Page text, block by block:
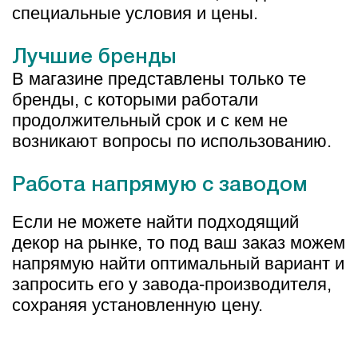
специальные условия и цены.
Лучшие бренды
В магазине представлены только те
бренды, с которыми работали
продолжительный срок и с кем не
возникают вопросы по использованию.
Работа напрямую с заводом
Если не можете найти подходящий
декор на рынке, то под ваш заказ можем
напрямую найти оптимальный вариант и
запросить его у завода-производителя,
сохраняя установленную цену.